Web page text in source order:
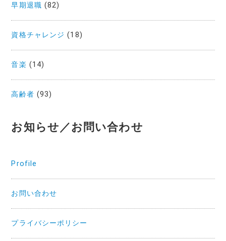
早期退職 (82)
資格チャレンジ (18)
音楽 (14)
高齢者 (93)
お知らせ／お問い合わせ
Profile
お問い合わせ
プライバシーポリシー